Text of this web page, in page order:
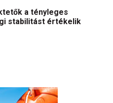
a tényleges
stabilitást értékelik